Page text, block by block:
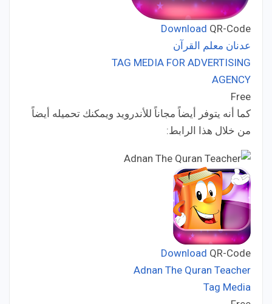
Download QR-Code
عدنان معلم القرآن
TAG MEDIA FOR ADVERTISING
AGENCY
Free
كما أنه يتوفر أيضاً مجاناً للأندرويد ويمكنك تحميله أيضاً
من خلال هذا الرابط:
Download QR-Code
Adnan The Quran Teacher
Tag Media